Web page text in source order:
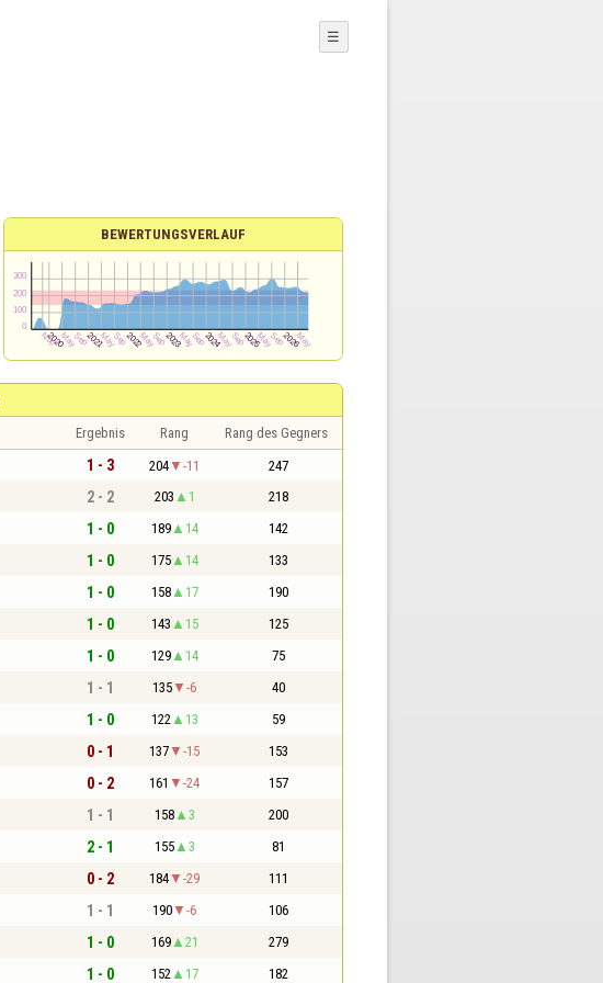
☰
BEWERTUNGSVERLAUF
Ergebnis Rang Rang des Gegners
1 - 3 204 -11 247
2 - 2 203 1 218
1 - 0 189 14 142
1 - 0 175 14 133
1 - 0 158 17 190
1 - 0 143 15 125
1 - 0 129 14 75
1 - 1 135 -6 40
1 - 0 122 13 59
0 - 1 137 -15 153
0 - 2 161 -24 157
1 - 1 158 3 200
2 - 1 155 3 81
0 - 2 184 -29 111
1 - 1 190 -6 106
1 - 0 169 21 279
1 - 0 152 17 182